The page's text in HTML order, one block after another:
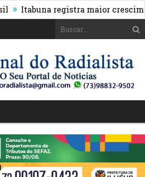
Itabuna registra maior crescimento